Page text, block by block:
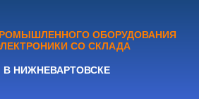
ОБОРУДОВАНИЯ
СО СКЛАДА
В НИЖНЕВАРТОВСКЕ